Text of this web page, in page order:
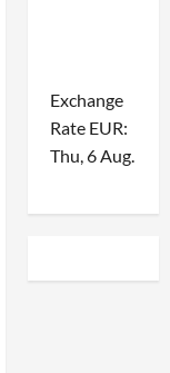
Exchange
Rate EUR:
Thu, 6 Aug.